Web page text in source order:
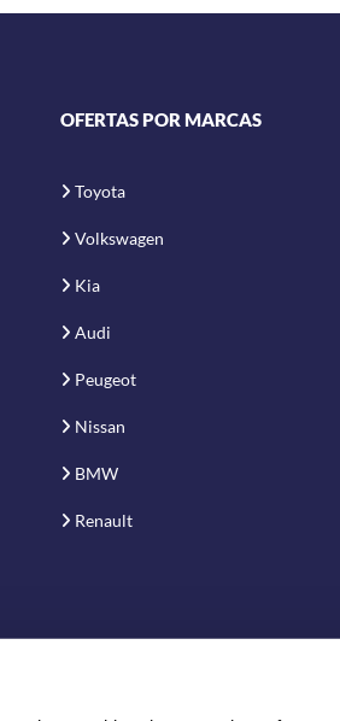
OFERTAS POR MARCAS
Toyota
Volkswagen
Kia
Audi
Peugeot
Nissan
BMW
Renault